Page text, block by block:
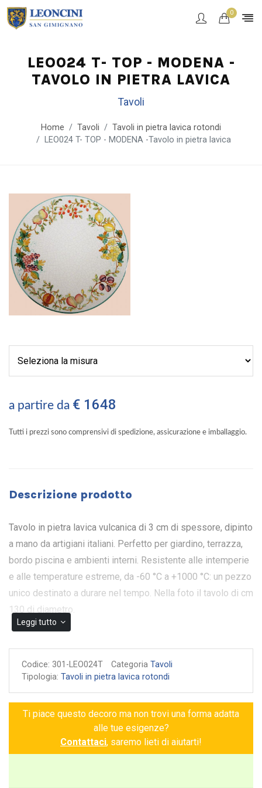
0
LEO024 T- TOP - MODENA -
TAVOLO IN PIETRA LAVICA
Tavoli
Home Tavoli
Tavoli in pietra lavica rotondi
LEO024 T- TOP - MODENA -Tavolo in pietra lavica
a partire da € 1648
Tutti i prezzi sono comprensivi di spedizione, assicurazione e imballaggio.
Descrizione prodotto
Tavolo in pietra lavica vulcanica di 3 cm di spessore, dipinto
a mano da artigiani italiani. Perfetto per giardino, terrazza,
bordo piscina e ambienti interni. Resistente alle intemperie
e alle temperature estreme, da -60 °C a +1000 °C: un pezzo
unico destinato a durare nel tempo. Nella foto il tavolo di cm
130 di diametro.
vulcanica e dipinta a mano, che racconta una storia di
bellezza e serenità. Il suo fondo bianco, luminoso e
raffinato, è abbracciato da bordi turchesi che aggiungono
freschezza e vitalità. Adornato da una delicata frutta che
percorre l’intero tavolo, ogni dettaglio sembra danzare con
gioia, portando un’atmosfera di eleganza naturale in ogni
Leggi tutto
Codice: 301-LEO024T Categoria Tavoli
Tipologia: Tavoli in pietra lavica rotondi
Ti piace questo decoro ma non trovi una forma adatta
alle tue esigenze?
Contattaci, saremo lieti di aiutarti!